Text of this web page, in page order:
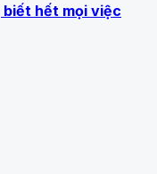
hết mọi việc